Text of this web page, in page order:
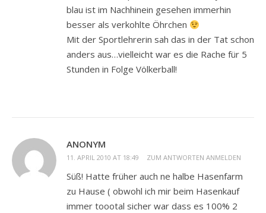
blau ist im Nachhinein gesehen immerhin
besser als verkohlte Öhrchen
Mit der Sportlehrerin sah das in der Tat schon
anders aus…vielleicht war es die Rache für 5
Stunden in Folge Völkerball!
ANONYM
11. APRIL 2010 AT 18:49 ZUM ANTWORTEN ANMELDEN
Süß! Hatte früher auch ne halbe Hasenfarm
zu Hause ( obwohl ich mir beim Hasenkauf
immer toootal sicher war dass es 100% 2